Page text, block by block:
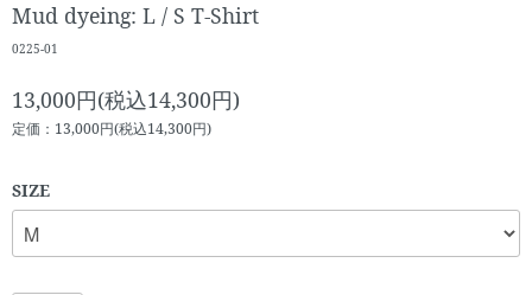
Mud dyeing: L / S T-Shirt
0225-01
13,000円(税込14,300円)
定価：13,000円(税込14,300円)
SIZE